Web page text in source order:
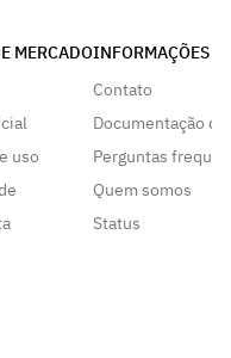
MERCADO
uso
INFORMAÇÕES
Contato
Documentação da
Perguntas
Quem somos
Status